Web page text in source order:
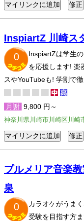
InspiartZ 川崎ス
0
InspiartZは学生
を応援します! 楽
スやYouTubeも! 学割で
月謝 9,800 円～
神奈川県川崎市川崎区川崎
プルメリア音楽
泉
0
カラオケがうま
受験を目指す方